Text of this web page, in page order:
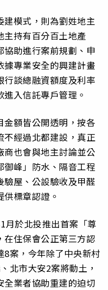
建模式，則為劉姓地主
持有百分百土地產
協助進行案前規劃、申
據專業安全的興建計畫
行談總融資額度及利率
入信託專戶管理。
金額皆公開透明，按各
不經過北都建設，真正
商也會與地主討論並公
御峰」防水、隔音工程
驗屋、公設驗收及甲醛
標章認證。
月於北投推出首案「尊
在住保會公正第三方認
8案，今年除了中央新村
北市大安2案將動土，
業者協助重建的迫切